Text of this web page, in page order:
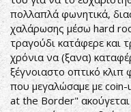
πολλαπλά φωνητικά,
χαλάρωσης μέσω hard
τραγούδι κατάφερε και
χρόνια να (ξανα)
ξέγνοιαστο οπτικό κλιπ
που μεγαλώσαμε με coin-
at the Border"